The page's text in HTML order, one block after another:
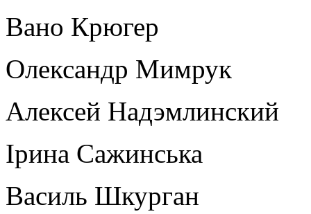
Вано Крюгер
Олександр Мимрук
Алексей Надэмлинский
Ірина Сажинська
Василь Шкурган